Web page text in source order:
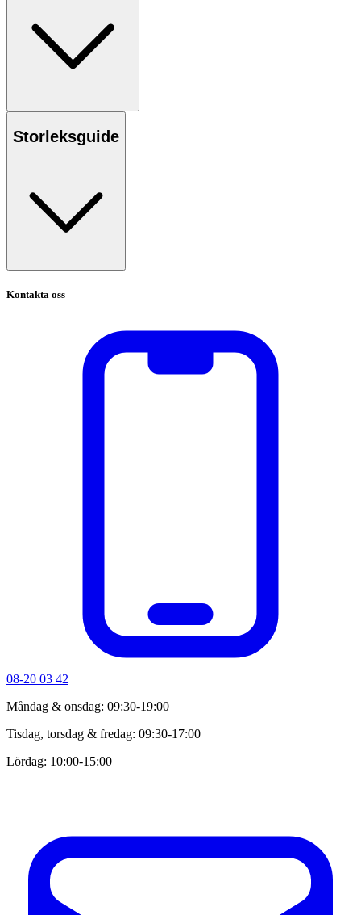
Storleksguide
Kontakta oss
08-20 03 42
Måndag & onsdag: 09:30-19:00
Tisdag, torsdag & fredag: 09:30-17:00
Lördag: 10:00-15:00